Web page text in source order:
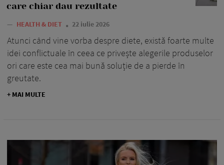
care chiar dau rezultate
— HEALTH & DIET 22 iulie 2026
Atunci când vine vorba despre diete, există foarte multe
idei conflictuale în ceea ce privește alegerile produselor
ori care este cea mai bună soluție de a pierde în
greutate.
+ MAI MULTE